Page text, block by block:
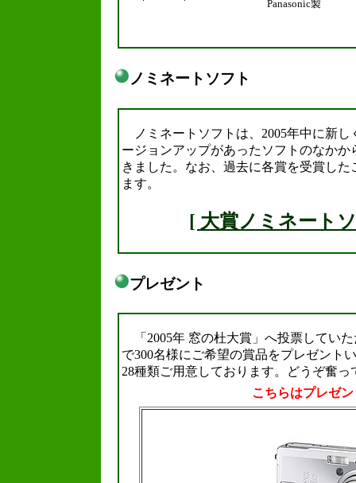
Panasonic製
ノミネートソフト
ノミネートソフトは、2005年中に新し
ージョンアップがあったソフトのなか
きました。なお、過去に各賞を受賞し
ます。
[ 大賞ノミネート
プレゼント
「2005年 窓の杜大賞」へ投票してい
で300名様にご希望の賞品をプレゼント
28種類ご用意しております。どうぞ奮っ
こちらはプレゼ